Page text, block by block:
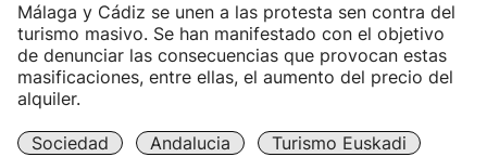
Málaga y Cádiz se unen a las protesta sen contra del
turismo masivo. Se han manifestado con el objetivo
de denunciar las consecuencias que provocan estas
masificaciones, entre ellas, el aumento del precio del
alquiler.
Sociedad Andalucia
Turismo Euskadi